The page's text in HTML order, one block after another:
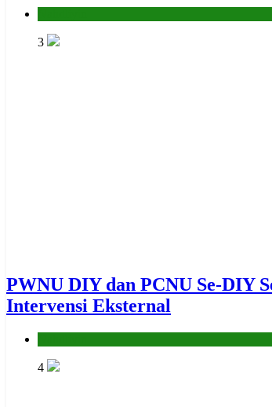
3
PWNU DIY dan PCNU Se-DIY
Intervensi Eksternal
4